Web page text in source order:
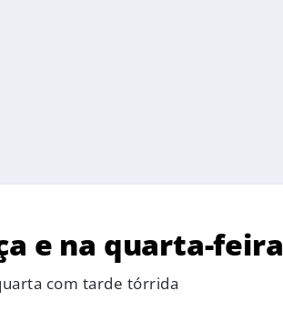
e na quarta-feira
com tarde tórrida